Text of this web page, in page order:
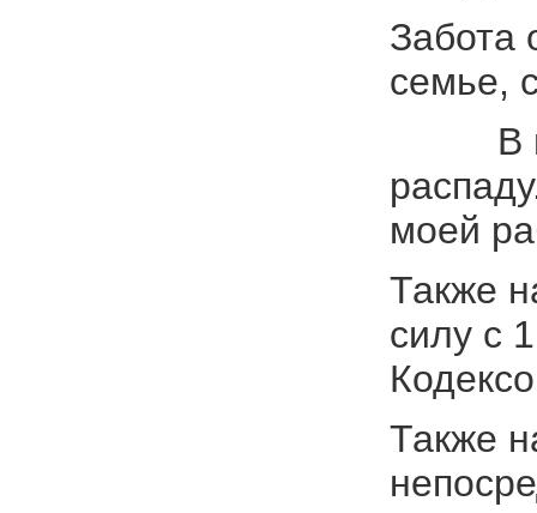
Забота
семье,
В
моей
Также
силу с
Также